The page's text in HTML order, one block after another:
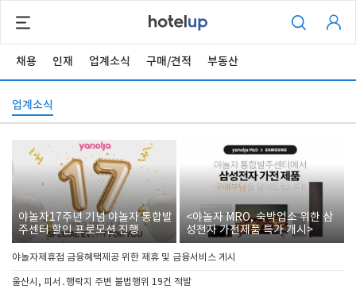
채용 인재 업계소식 구매/견적 부동산
업계소식
야놀자17주년 기념 야놀자 통합발
주센터 할인 프로모션 진행
<야놀자 MRO, 숙박업소 위한 삼
성전자 가전제품 특가 개시>
야놀자제휴점 금융혜택제공 위한 제휴 및 금융서비스 게시
울산시, 피서․행락지 주변 불법행위 19건 적발